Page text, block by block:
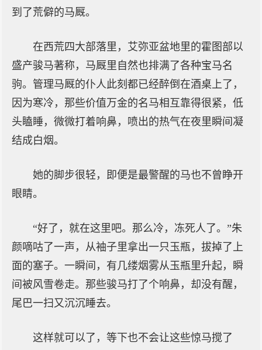
到了荒僻的马厩。
在西荒四大部落里，艾弥亚盆地里的霍图部以
盛产骏马著称，马厩里自然也排满了各种宝马名
驹。管理马厩的仆人此刻都已经醉倒在酒桌上了，
因为寒冷，那些价值万金的名马相互靠得很紧，低
头瞌睡，微微打着响鼻，喷出的热气在夜里瞬间凝
结成白烟。
她的脚步很轻，即便是最警醒的马也不曾睁开
眼睛。
“好了，就在这里吧。那么冷，冻死人了。”朱
颜嘀咕了一声，从袖子里拿出一只玉瓶，拔掉了上
面的塞子。一瞬间，有几缕烟雾从玉瓶里升起，瞬
间被风雪卷走。那些骏马打了个响鼻，却没有醒，
尾巴一扫又沉沉睡去。
这样就可以了，等下也不会让这些惊马搅了